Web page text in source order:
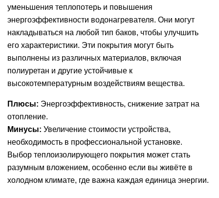
уменьшения теплопотерь и повышения
энергоэффективности водонагревателя. Они могут
накладываться на любой тип баков, чтобы улучшить
его характеристики. Эти покрытия могут быть
выполнены из различных материалов, включая
полиуретан и другие устойчивые к
высокотемпературным воздействиям вещества.
Плюсы: Энергоэффективность, снижение затрат на
отопление.
Минусы: Увеличение стоимости устройства,
необходимость в профессиональной установке.
Выбор теплоизолирующего покрытия может стать
разумным вложением, особенно если вы живёте в
холодном климате, где важна каждая единица энергии.